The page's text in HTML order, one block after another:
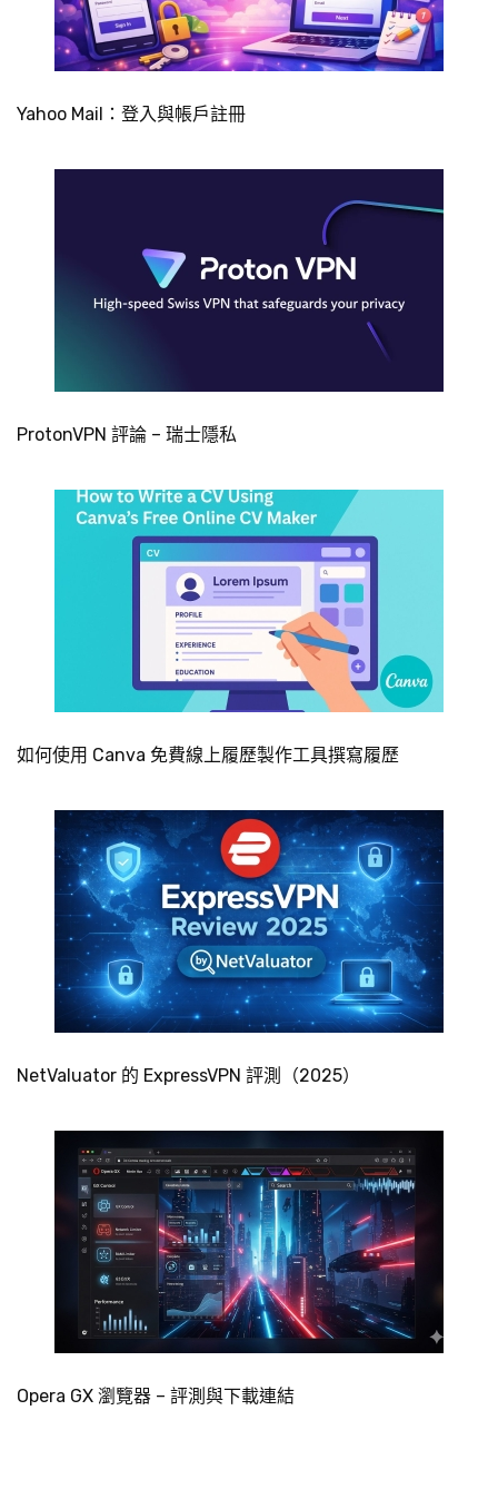
Yahoo Mail：登入與帳戶註冊
ProtonVPN 評論 – 瑞士隱私
如何使用 Canva 免費線上履歷製作工具撰寫履歷
NetValuator 的 ExpressVPN 評測（2025）
Opera GX 瀏覽器 – 評測與下載連結